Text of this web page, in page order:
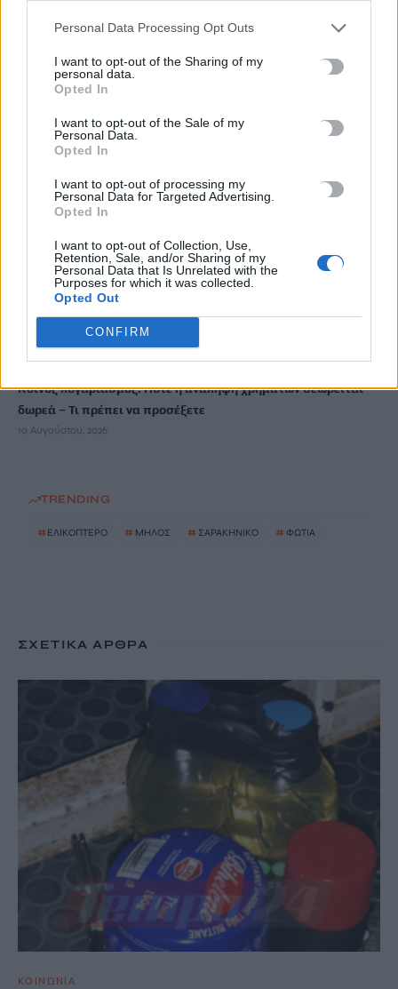
Personal Data Processing Opt Outs
I want to opt-out of the Sharing of my
personal data.
Opted In
I want to opt-out of the Sale of my
Personal Data.
Opted In
I want to opt-out of processing my
Personal Data for Targeted Advertising.
Opted In
I want to opt-out of Collection, Use,
Retention, Sale, and/or Sharing of my
Personal Data that Is Unrelated with the
Purposes for which it was collected.
Opted Out
CONFIRM
10 Αυγούστου, 2026
Σαρακήνικο πήραν ο χειριστής και ο ιδιοκτήτης του
ελικοπτέρου
10 Αυγούστου, 2026
καπνογόνα σημεία – Προβληματίζουν οι ισχυροί άνεμοι
10 Αυγούστου, 2026
Ενετικά Τείχη: Ο κόσμος “αγκαλιάζει” τα αναψυκτήρια
10 Αυγούστου, 2026
Κοινός λογαριασμός: Πότε η ανάληψη χρημάτων θεωρείται
δωρεά – Τι πρέπει να προσέξετε
10 Αυγούστου, 2026
TRENDING
# ΕΛΙΚΟΠΤΕΡΟ # ΜΗΛΟΣ # ΣΑΡΑΚΗΝΙΚΟ # ΦΩΤΙΑ
ΣΧΕΤΙΚΆ ΆΡΘΡΑ
ΚΟΙΝΩΝΙΑ